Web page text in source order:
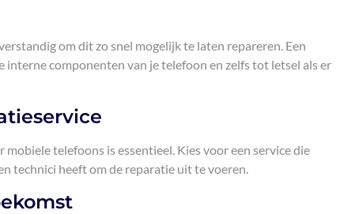
om dit zo snel mogelijk te laten repareren. Een
interne componenten van je telefoon en zelfs tot letsel als er
telefoons is essentieel. Kies voor een service die
technici heeft om de reparatie uit te voeren.